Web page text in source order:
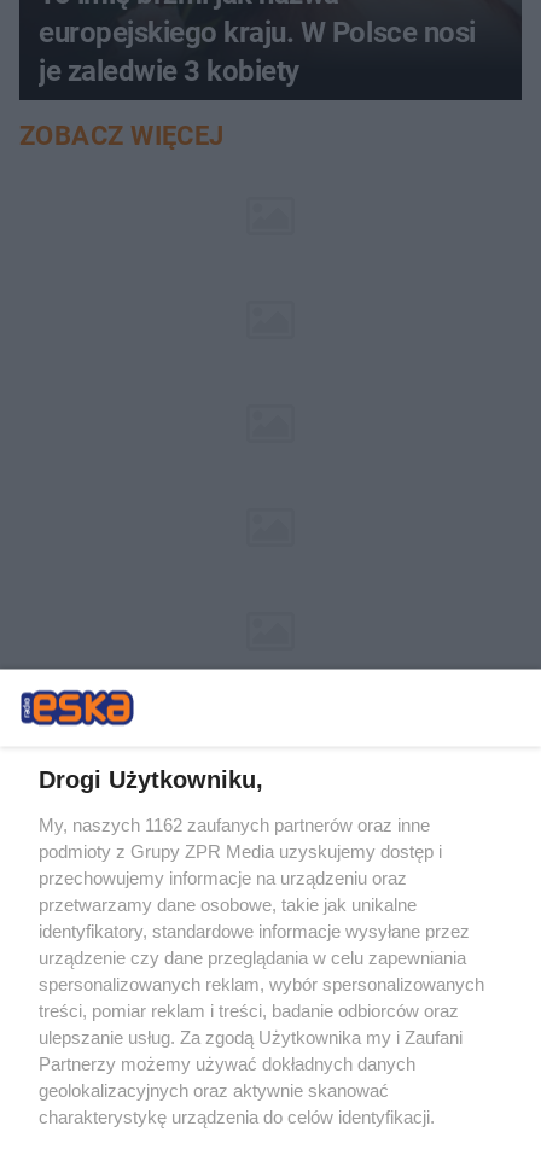
europejskiego kraju. W Polsce nosi
je zaledwie 3 kobiety
ZOBACZ WIĘCEJ
Żaden utwór zamieszczony w serwisie nie może być powielany i
rozpowszechniany lub dalej rozpowszechniany w jakikolwiek sposób (w
tym także elektroniczny lub mechaniczny) na jakimkolwiek polu
eksploatacji w jakiejkolwiek formie, włącznie z umieszczaniem w
Internecie bez pisemnej zgody właściciela praw. Jakiekolwiek użycie lub
wykorzystanie utworów w całości lub w części z naruszeniem prawa,
tzn. bez właściwej zgody, jest zabronione pod groźbą kary i może być
ścigane prawnie.
Drogi Użytkowniku,
My, naszych 1162 zaufanych partnerów oraz inne
podmioty z Grupy ZPR Media uzyskujemy dostęp i
przechowujemy informacje na urządzeniu oraz
przetwarzamy dane osobowe, takie jak unikalne
identyfikatory, standardowe informacje wysyłane przez
urządzenie czy dane przeglądania w celu zapewniania
spersonalizowanych reklam, wybór spersonalizowanych
treści, pomiar reklam i treści, badanie odbiorców oraz
ulepszanie usług. Za zgodą Użytkownika my i Zaufani
Partnerzy możemy używać dokładnych danych
geolokalizacyjnych oraz aktywnie skanować
charakterystykę urządzenia do celów identyfikacji.